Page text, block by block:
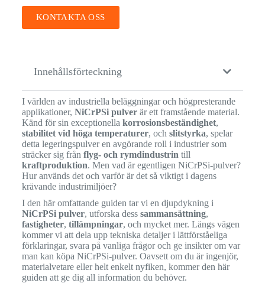
KONTAKTA OSS
Innehållsförteckning
I världen av industriella beläggningar och högpresterande
applikationer, NiCrPSi pulverär ett framstående material.
Känd för sin exceptionella korrosionsbeständighet,
stabilitet vid höga temperaturer, och slitstyrka, spelar
detta legeringspulver en avgörande roll i industrier som
sträcker sig från flyg- och rymdindustrin till
kraftproduktion. Men vad är egentligen NiCrPSi-pulver?
Hur används det och varför är det så viktigt i dagens
krävande industrimiljöer?
I den här omfattande guiden tar vi en djupdykning i
NiCrPSi pulver, utforska dess sammansättning,
fastigheter, tillämpningar, och mycket mer. Längs vägen
kommer vi att dela upp tekniska detaljer i lättförståeliga
förklaringar, svara på vanliga frågor och ge insikter om var
man kan köpa NiCrPSi-pulver. Oavsett om du är ingenjör,
materialvetare eller helt enkelt nyfiken, kommer den här
guiden att ge dig all information du behöver.